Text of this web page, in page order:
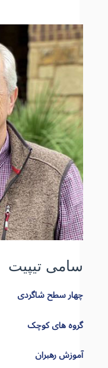
سامی تیپیت
چهار سطح شاگردی
گروه های کوچک
آموزش رهبران